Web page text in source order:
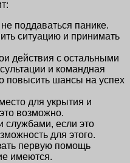
поддаваться панике.
ситуацию и принимать
действия с остальными
и командная
повысить шансы на успех
для укрытия и
возможно.
службами, если это
для этого.
первую помощь
имеются.